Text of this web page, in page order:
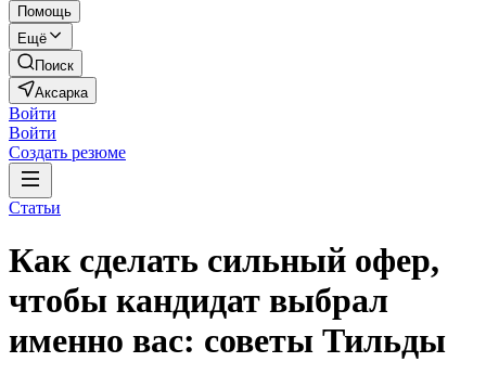
Помощь
Ещё
Поиск
Аксарка
Войти
Войти
Создать резюме
Статьи
Как сделать сильный офер,
чтобы кандидат выбрал
именно вас: советы Тильды